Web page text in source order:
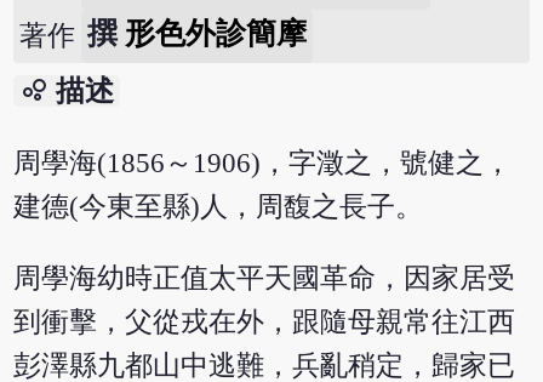
著作 撰 形色外診簡摩
bubble_chart 描述
周學海(1856～1906)，字澂之，號健之，
建德(今東至縣)人，周馥之長子。
周學海幼時正值太平天國革命，因家居受
到衝擊，父從戎在外，跟隨母親常往江西
彭澤縣九都山中逃難，兵亂稍定，歸家已